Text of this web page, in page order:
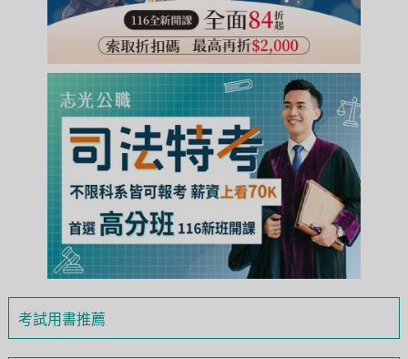
考試用書推薦